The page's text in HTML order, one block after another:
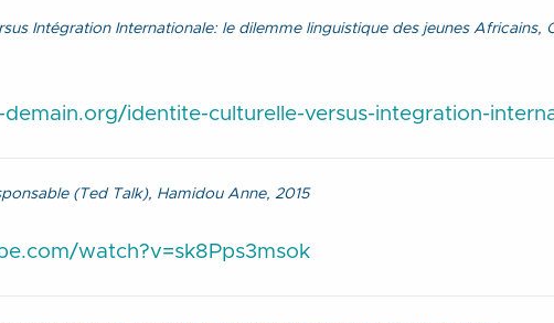
Intégration Internationale: le dilemme linguistique des jeunes Africains,
identite-culturelle-versus-integration-
(Ted Talk), Hamidou Anne, 2015
watch?v=sk8Pps3msok